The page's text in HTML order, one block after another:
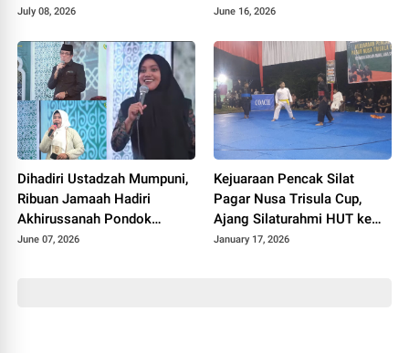
Bidang Studi
July 08, 2026
Almarhum Tri Soewandono
June 16, 2026
Dihadiri Ustadzah Mumpuni,
Ribuan Jamaah Hadiri
Akhirussanah Pondok
Pesantren Al Inayah
June 07, 2026
Kejuaraan Pencak Silat
Pagar Nusa Trisula Cup,
Ajang Silaturahmi HUT ke
40 Pagar Nusa
January 17, 2026